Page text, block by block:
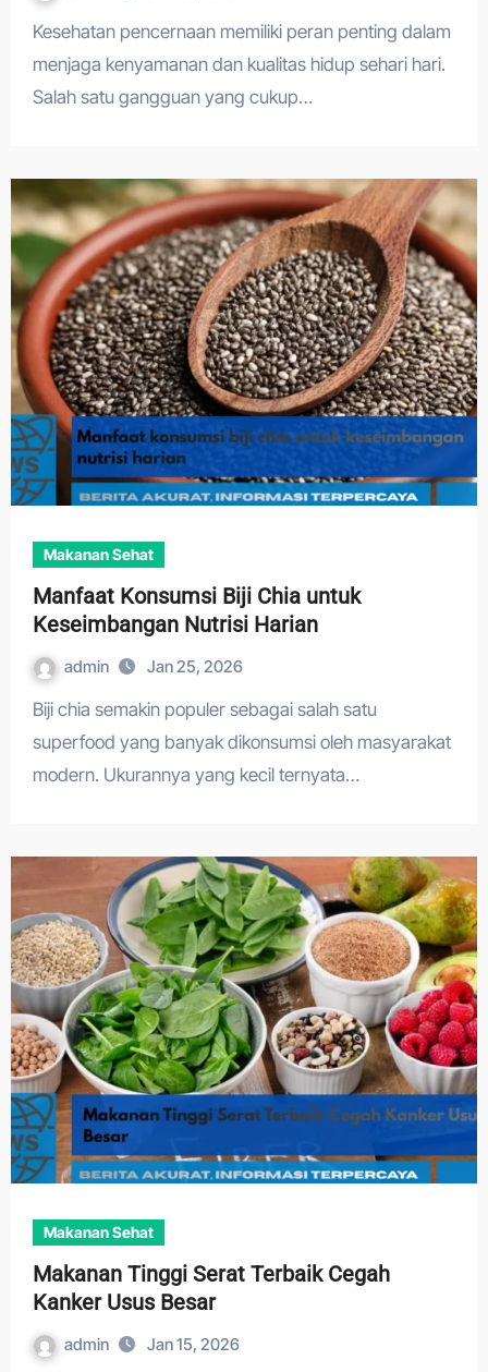
Kesehatan pencernaan memiliki peran penting dalam
menjaga kenyamanan dan kualitas hidup sehari hari.
Salah satu gangguan yang cukup…
Makanan Sehat
Manfaat Konsumsi Biji Chia untuk
Keseimbangan Nutrisi Harian
admin Jan 25, 2026
Biji chia semakin populer sebagai salah satu
superfood yang banyak dikonsumsi oleh masyarakat
modern. Ukurannya yang kecil ternyata…
Makanan Sehat
Makanan Tinggi Serat Terbaik Cegah
Kanker Usus Besar
admin Jan 15, 2026